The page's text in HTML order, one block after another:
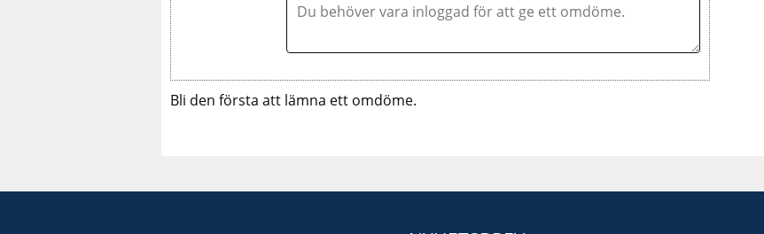
Bli den första att lämna ett omdöme.